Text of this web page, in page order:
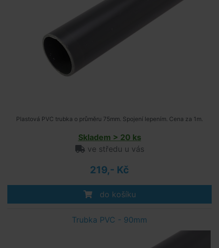
Plastová PVC trubka o průměru 75mm. Spojení lepením. Cena za 1m.
Skladem > 20 ks
ve středu u vás
219,- Kč
do košíku
Trubka PVC - 90mm